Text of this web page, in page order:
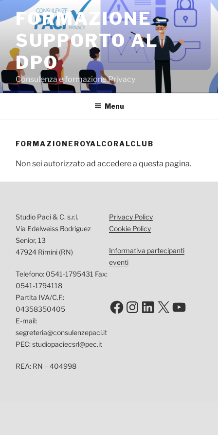
contenuto
FORMAZIONE –
SUPPORTO AL
DPO
Consulenza e formazione Privacy
Menu
FORMAZIONEROYALCORALCLUB
Non sei autorizzato ad accedere a questa pagina.
Studio Paci & C. s.r.l.
Via Edelweiss Rodriguez
Senior, 13
47924 Rimini (RN)
Telefono: 0541-1795431 Fax:
0541-1794118
Partita IVA/C.F.:
04358350405
E-mail:
segreteria@consulenzepaci.it
PEC: studiopaciecsrl@pec.it
REA: RN – 404998
Privacy Policy
Cookie Policy
Informativa partecipanti
eventi
Facebook
Instagram
LinkedIn
X